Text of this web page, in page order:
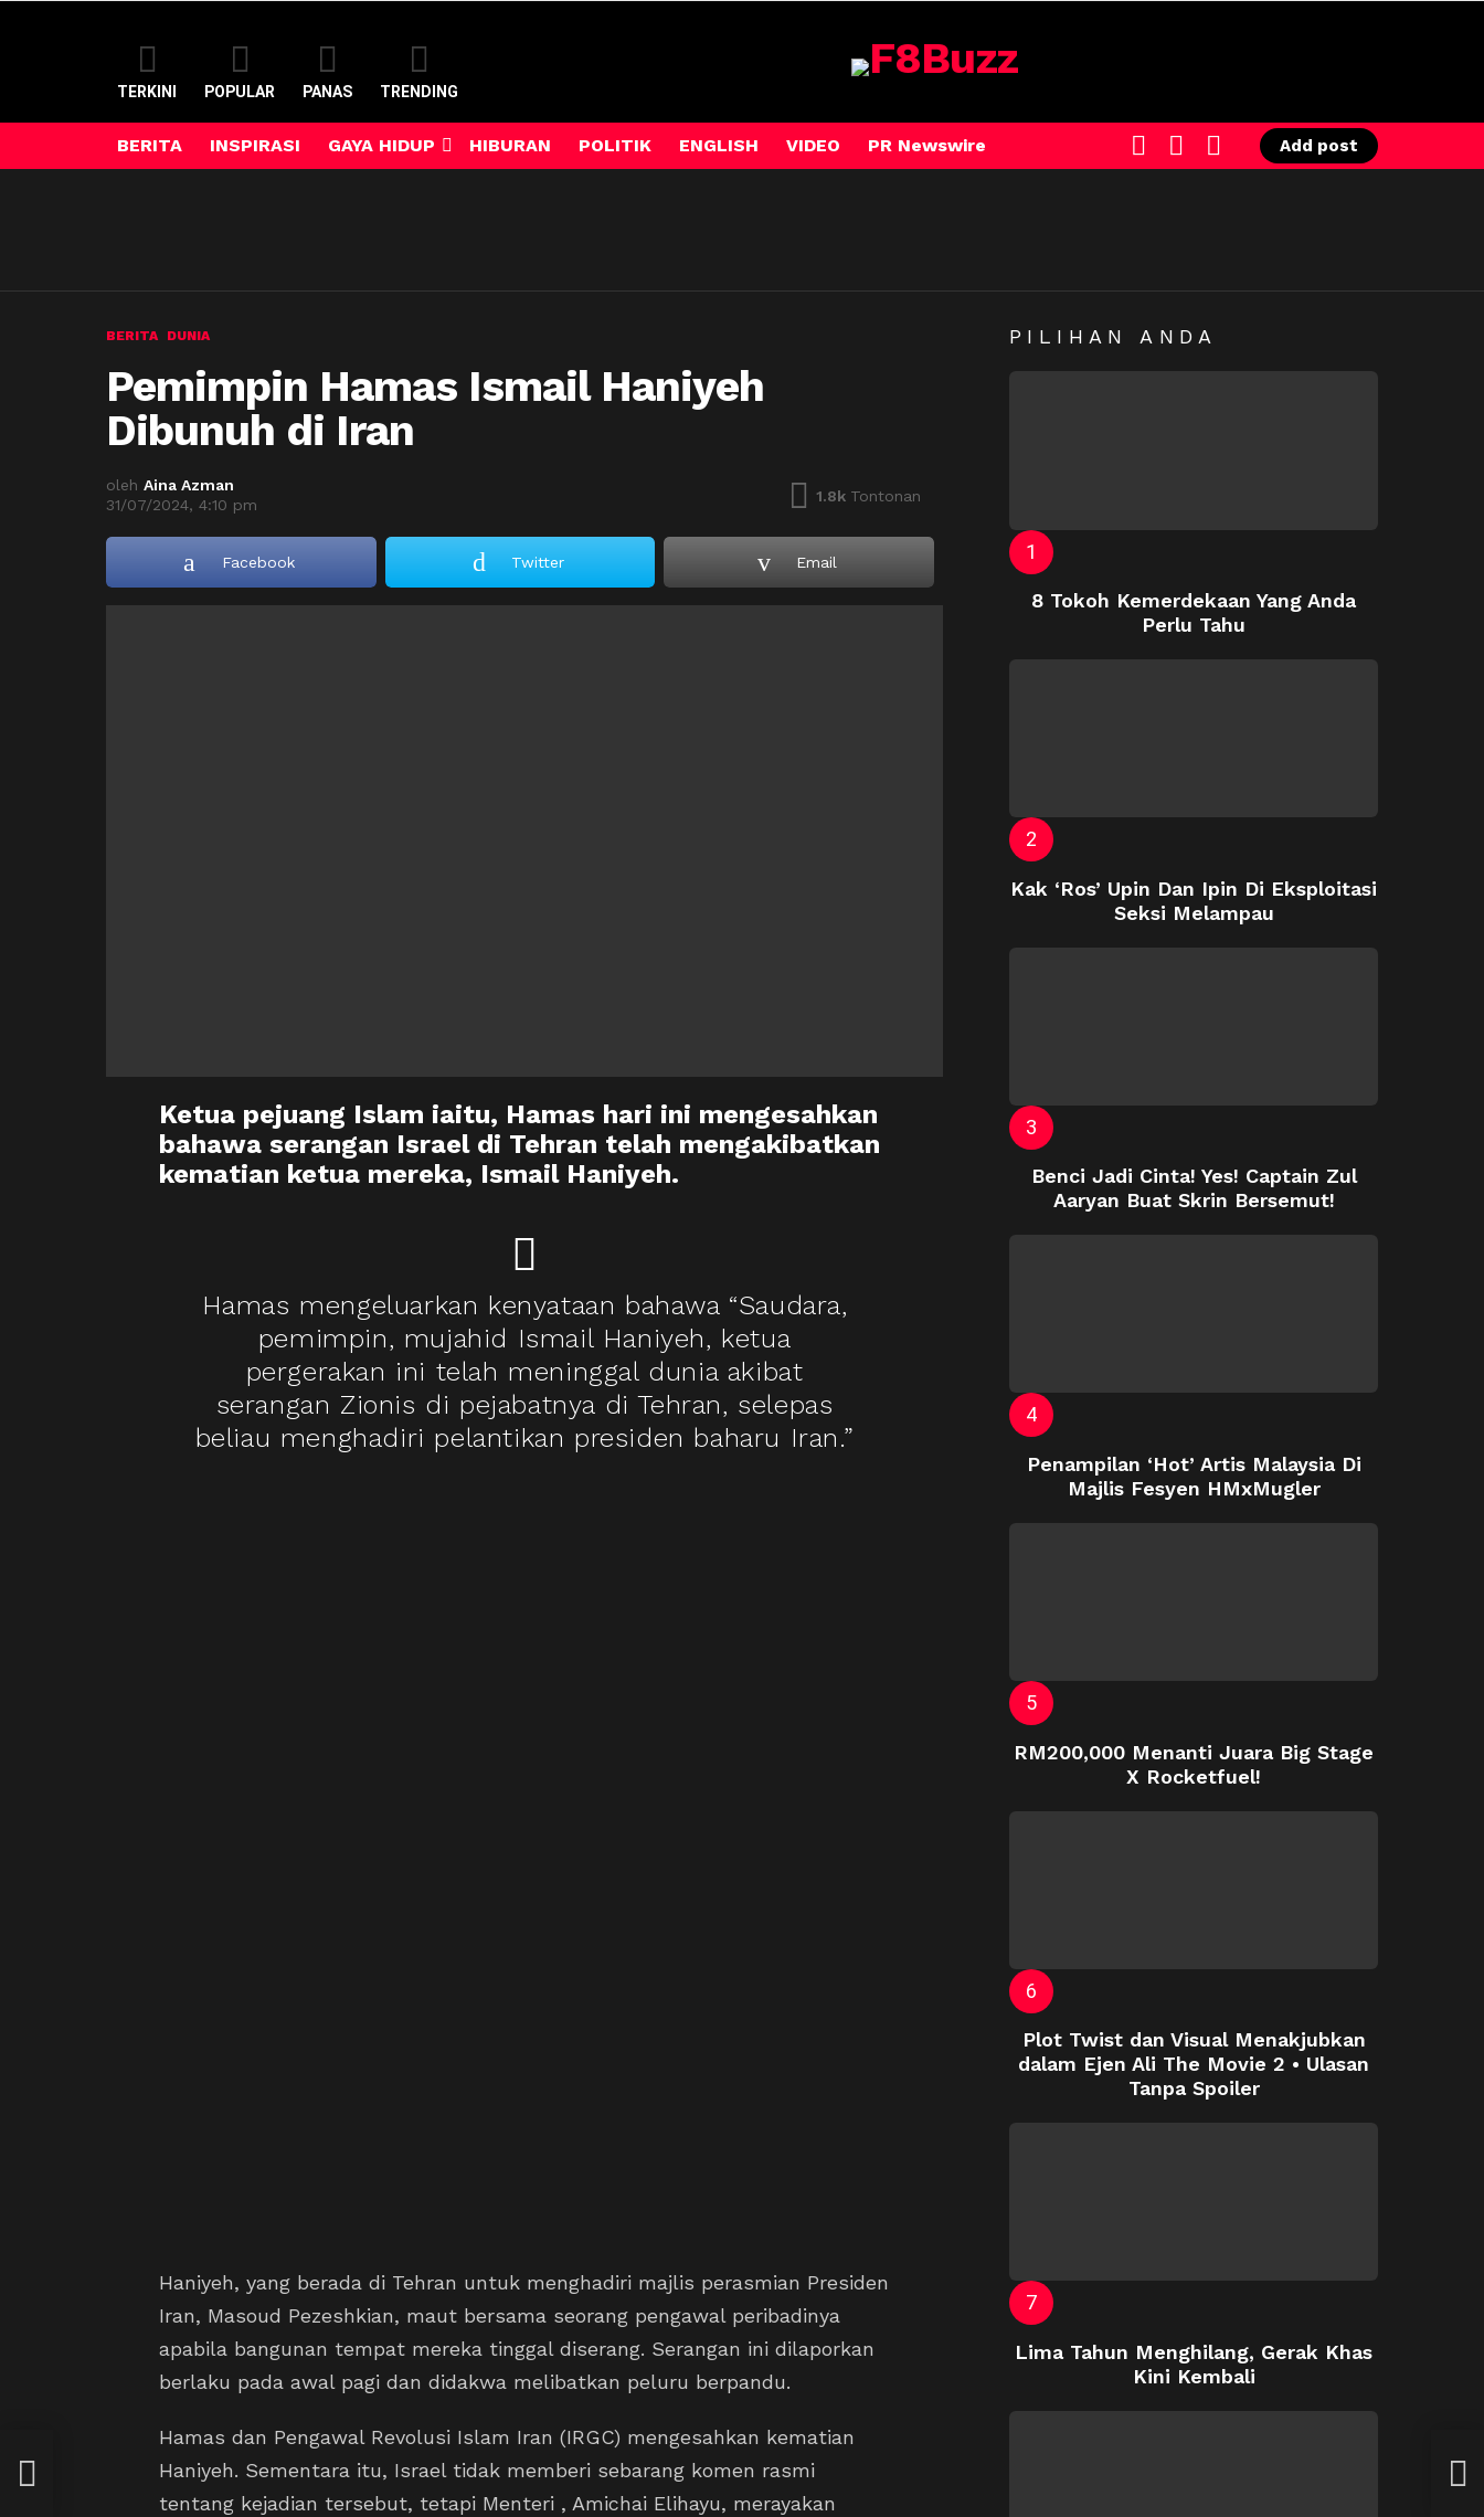
TERKINI POPULAR PANAS TRENDING
BERITA INSPIRASI GAYA HIDUP HIBURAN POLITIK ENGLISH VIDEO PR Newswire
SWITCHSEARCHLOGIN
Add post
BERITA DUNIA
Pemimpin Hamas Ismail Haniyeh
Dibunuh di Iran
oleh Aina Azman
31/07/2024, 4:10 pm
1.8k Tontonan
Facebook Twitter Email
Ketua pejuang Islam iaitu, Hamas hari ini mengesahkan
bahawa serangan Israel di Tehran telah mengakibatkan
kematian ketua mereka, Ismail Haniyeh.
Hamas mengeluarkan kenyataan bahawa “Saudara,
pemimpin, mujahid Ismail Haniyeh, ketua
pergerakan ini telah meninggal dunia akibat
serangan Zionis di pejabatnya di Tehran, selepas
beliau menghadiri pelantikan presiden baharu Iran.”
Haniyeh, yang berada di Tehran untuk menghadiri majlis perasmian Presiden
Iran, Masoud Pezeshkian, maut bersama seorang pengawal peribadinya
apabila bangunan tempat mereka tinggal diserang. Serangan ini dilaporkan
berlaku pada awal pagi dan didakwa melibatkan peluru berpandu.
Hamas dan Pengawal Revolusi Islam Iran (IRGC) mengesahkan kematian
Haniyeh. Sementara itu, Israel tidak memberi sebarang komen rasmi
tentang kejadian tersebut, tetapi Menteri , Amichai Elihayu, merayakan
PILIHAN ANDA
8 Tokoh Kemerdekaan Yang Anda
Perlu Tahu
Kak ‘Ros’ Upin Dan Ipin Di Eksploitasi
Seksi Melampau
Benci Jadi Cinta! Yes! Captain Zul
Aaryan Buat Skrin Bersemut!
Penampilan ‘Hot’ Artis Malaysia Di
Majlis Fesyen HMxMugler
RM200,000 Menanti Juara Big Stage
X Rocketfuel!
Plot Twist dan Visual Menakjubkan
dalam Ejen Ali The Movie 2 • Ulasan
Tanpa Spoiler
Lima Tahun Menghilang, Gerak Khas
Kini Kembali